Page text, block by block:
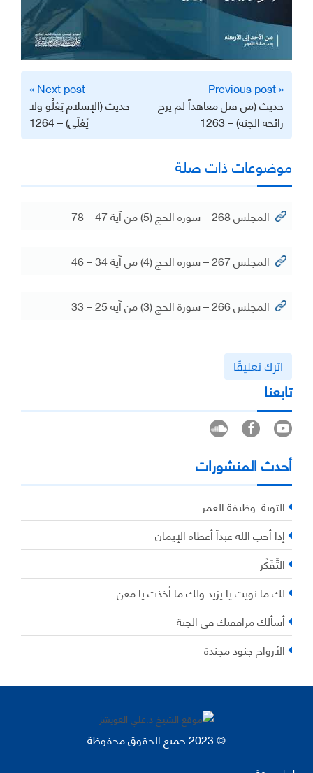
تصفّح
المقالات
« Previous post
حديث (من قتل معاهداً لم يرح
رائحة الجنة) – 1263
Next post »
حديث (الإسلام يَعْلُو ولا
يُعْلَى) – 1264
موضوعات ذات صلة
المجلس 268 – سورة الحج (5) من آية 47 – 78
المجلس 267 – سورة الحج (4) من آية 34 – 46
المجلس 266 – سورة الحج (3) من آية 25 – 33
اترك تعليقًا
تابعنا
أحدث المنشورات
التوبة: وظيفة العمر
إذا أحب الله عبداً أعطاه الإيمان
التَّفَكُر
لك ما نويت يا يزيد ولك ما أخذت يا معن
أسألك مرافقتك في الجنة
الأرواح جنود مجندة
© 2023 جميع الحقوق محفوظة